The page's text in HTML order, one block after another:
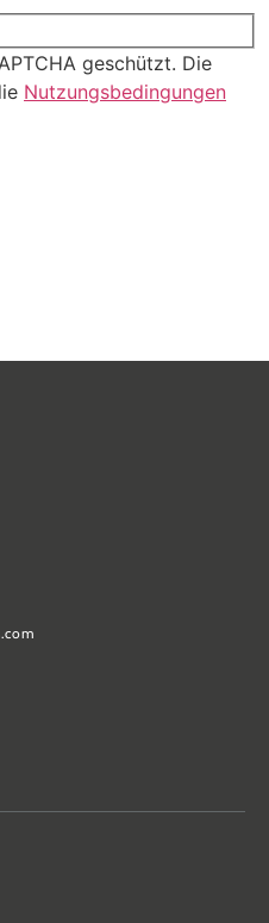
geschützt. Die
Nutzungsbedingungen